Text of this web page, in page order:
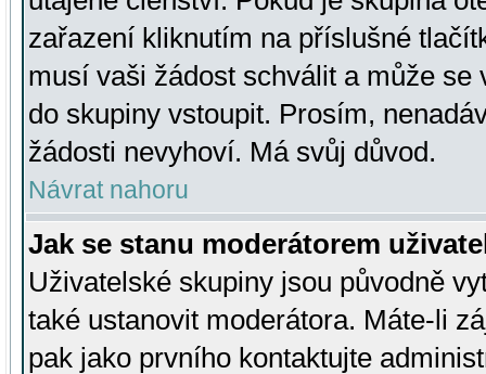
zařazení kliknutím na příslušné
musí vaši žádost schválit a může se
do skupiny vstoupit. Prosím,
žádosti nevyhoví. Má svůj důvod.
Návrat nahoru
Jak se stanu moderátorem
Uživatelské skupiny jsou původně
také ustanovit moderátora. Máte-li
pak jako prvního kontaktujte